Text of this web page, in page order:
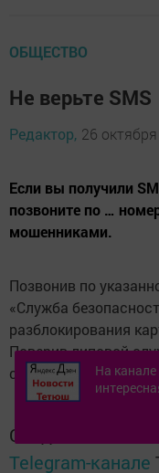
ОБЩЕСТВО
Не верьте SMS
Редактор, 26
Если вы получили
позвоните по …
мошенниками.
Позвонив по
«Служба
разблокирования
Поверив липовой
свои сбережения
Следите за
Telegram-канале
На